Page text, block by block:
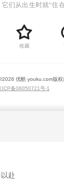
它们从出生时就“住
乐而猫不喜欢；狗
是。它们的个性如
朋友。它们团结友
收藏
2026 优酷 youku.com版权
ICP备06050721号-1
赴